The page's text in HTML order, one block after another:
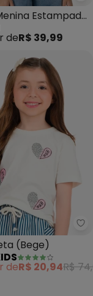
Estampada
deR$ 39,99
Cropped de
(Bege)
deR$ 20,94R$